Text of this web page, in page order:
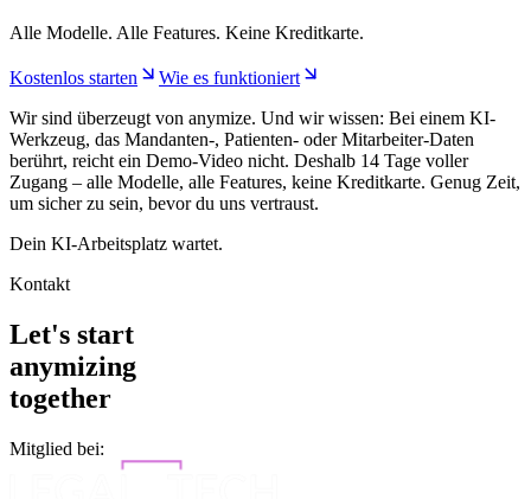
Alle Modelle. Alle Features. Keine Kreditkarte.
Kostenlos starten
Wie es funktioniert
Wir sind überzeugt von anymize. Und wir wissen: Bei einem KI-
Werkzeug, das Mandanten-, Patienten- oder Mitarbeiter-Daten
berührt, reicht ein Demo-Video nicht. Deshalb 14 Tage voller
Zugang – alle Modelle, alle Features, keine Kreditkarte. Genug Zeit,
um sicher zu sein, bevor du uns vertraust.
Dein KI-Arbeitsplatz wartet.
Kontakt
Let's start
anymizing
together
Mitglied bei: